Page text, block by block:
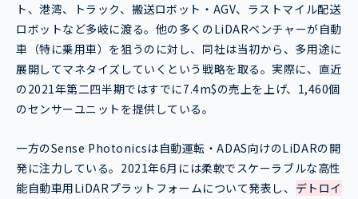
ト、港湾、トラック、搬送ロボット・AGV、ラストマイル配送
ロボットなど多岐に渡る。他の多くのLiDARベンチャーが自動
車（特に乗用車）を狙うのに対し、同社は当初から、多用途に
展開してマネタイズしていくという戦略を取る。実際に、直近
の2021年第二四半期ではすでに7.4m$の売上を上げ、1,460個
のセンサーユニットを提供している。
一方のSense Photonicsは自動運転・ADAS向けのLiDARの開
発に注力している。2021年6月には柔軟でスケーラブルな高性
能自動車用LiDARプラットフォームについて発表し、 デトロイ